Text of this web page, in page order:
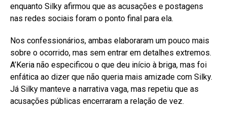
enquanto Silky afirmou que as acusações e postagens
nas redes sociais foram o ponto final para ela.
Nos confessionários, ambas elaboraram um pouco mais
sobre o ocorrido, mas sem entrar em detalhes extremos.
A’Keria não especificou o que deu início à briga, mas foi
enfática ao dizer que não queria mais amizade com Silky.
Já Silky manteve a narrativa vaga, mas repetiu que as
acusações públicas encerraram a relação de vez.